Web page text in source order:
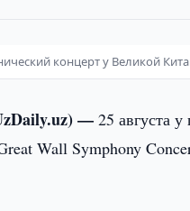
концерт у Великой
—25 августа
Wall Symphony